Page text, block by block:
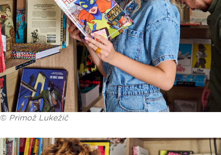
© Primož Lukežič